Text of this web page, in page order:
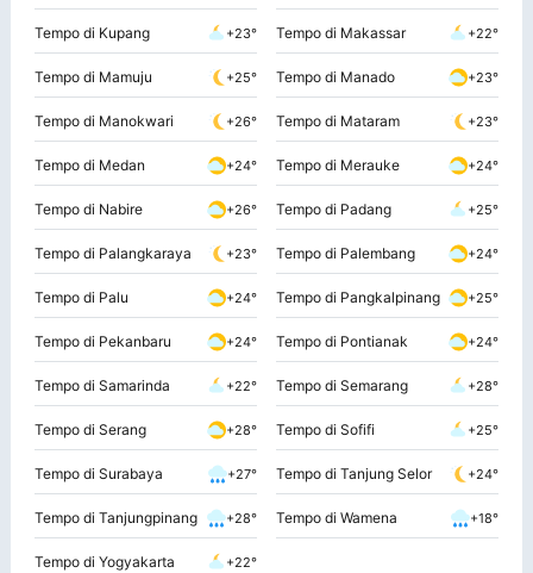
Tempo di Kupang +23° Tempo di Makassar +22°
Tempo di Mamuju +25° Tempo di Manado +23°
Tempo di Manokwari +26° Tempo di Mataram +23°
Tempo di Medan +24° Tempo di Merauke +24°
Tempo di Nabire +26° Tempo di Padang +25°
Tempo di Palangkaraya +23° Tempo di Palembang +24°
Tempo di Palu +24° Tempo di Pangkalpinang +25°
Tempo di Pekanbaru +24° Tempo di Pontianak +24°
Tempo di Samarinda +22° Tempo di Semarang +28°
Tempo di Serang +28° Tempo di Sofifi +25°
Tempo di Surabaya +27° Tempo di Tanjung Selor +24°
Tempo di Tanjungpinang +28° Tempo di Wamena +18°
Tempo di Yogyakarta +22°